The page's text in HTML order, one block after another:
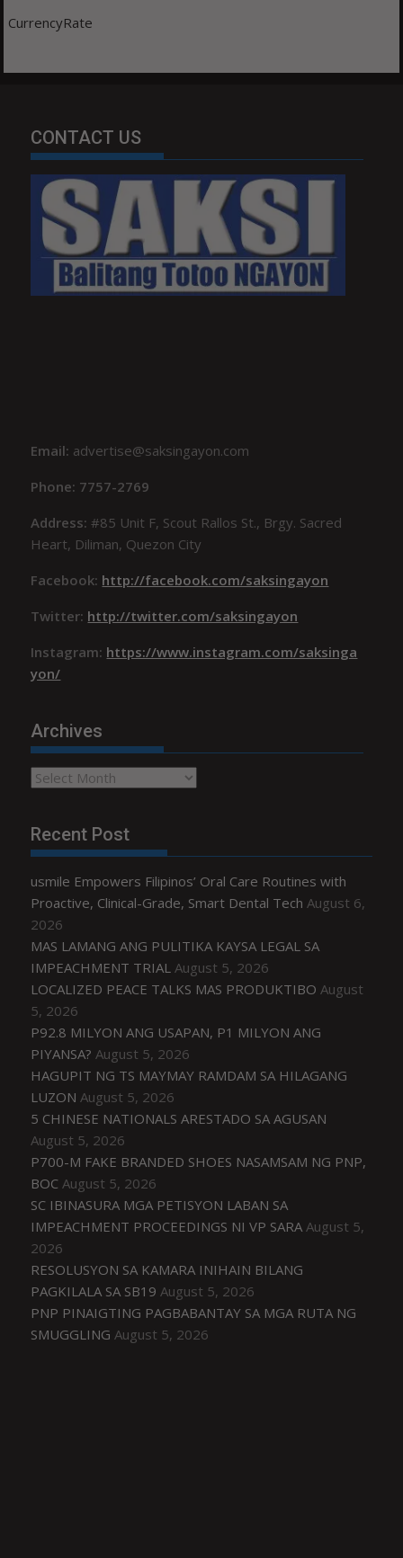
CurrencyRate
CONTACT US
Email: advertise@saksingayon.com
Phone: 7757-2769
Address:#85 Unit F, Scout Rallos St., Brgy. Sacred
Heart, Diliman, Quezon City
Facebook: http://facebook.com/saksingayon
Twitter: http://twitter.com/saksingayon
Instagram: https://www.instagram.com/saksinga
yon/
Archives
Archives
Recent Post
usmile Empowers Filipinos’ Oral Care Routines with
Proactive, Clinical-Grade, Smart Dental Tech August 6,
2026
MAS LAMANG ANG PULITIKA KAYSA LEGAL SA
IMPEACHMENT TRIAL August 5, 2026
LOCALIZED PEACE TALKS MAS PRODUKTIBO August
5, 2026
P92.8 MILYON ANG USAPAN, P1 MILYON ANG
PIYANSA? August 5, 2026
HAGUPIT NG TS MAYMAY RAMDAM SA HILAGANG
LUZON August 5, 2026
5 CHINESE NATIONALS ARESTADO SA AGUSAN
August 5, 2026
P700-M FAKE BRANDED SHOES NASAMSAM NG PNP,
BOC August 5, 2026
SC IBINASURA MGA PETISYON LABAN SA
IMPEACHMENT PROCEEDINGS NI VP SARA August 5,
2026
RESOLUSYON SA KAMARA INIHAIN BILANG
PAGKILALA SA SB19 August 5, 2026
PNP PINAIGTING PAGBABANTAY SA MGA RUTA NG
SMUGGLING August 5, 2026